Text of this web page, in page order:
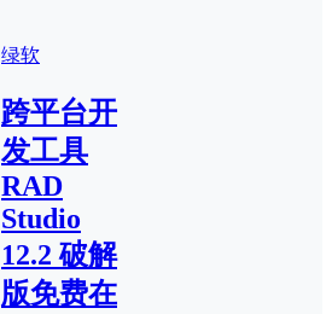
绿软
跨平台开
发工具
RAD
Studio
12.2 破解
版免费在